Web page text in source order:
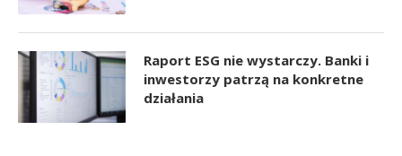
Raport ESG nie wystarczy. Banki i
inwestorzy patrzą na konkretne
działania